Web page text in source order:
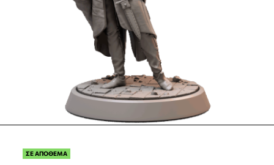
ΣΕ ΑΠΟΘΕΜΑ